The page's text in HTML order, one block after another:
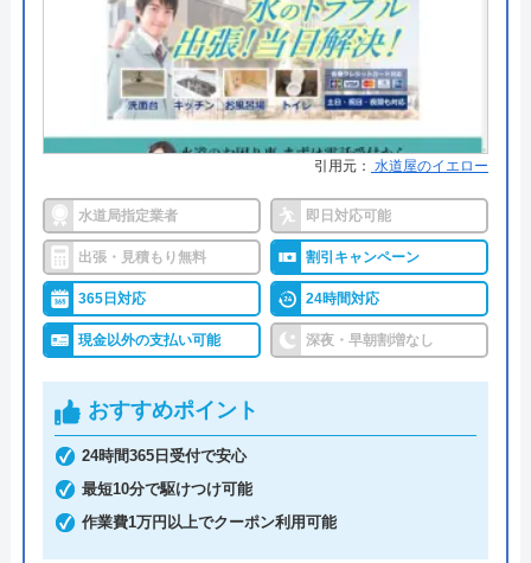
2 年前
まともじゃない会社。取引したら絶対に後悔
します。
Googleクチコミを見る
土曜日も営業しているので、週末が休みの方でも依
頼しやすくなっています。
水道局指定工事店に登録されているので、技術力に
ついても問題がありません。見積もりは無料で実施
しているので、富山県にお住いの方はぜひお問い合
わせをしておきたい業者です。
公式サイトを見る
0766-84-4123
株式会社北野テックのクチコミ
引用元： 水道屋のイエロー
水道局指定業者 即日対応可能
出張・見積もり無料 割引キャンペーン
365日対応 24時間対応
現金以外の支払い可能 深夜・早朝割増なし
おすすめポイント
24時間365日受付で安心
最短10分で駆けつけ可能
作業費1万円以上でクーポン利用可能